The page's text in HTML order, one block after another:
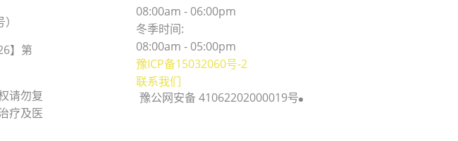
】第
请勿复
疗及医
08:00am - 06:00pm
冬季时间:
08:00am - 05:00pm
豫ICP备15032060号-2
联系我们
豫公网安备 41062202000019号